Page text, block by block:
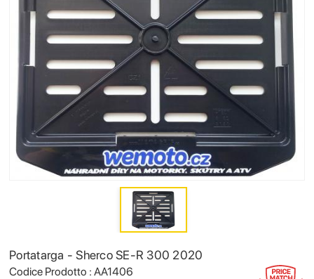
Portatarga - Sherco SE-R 300 2020
Codice Prodotto : AA1406